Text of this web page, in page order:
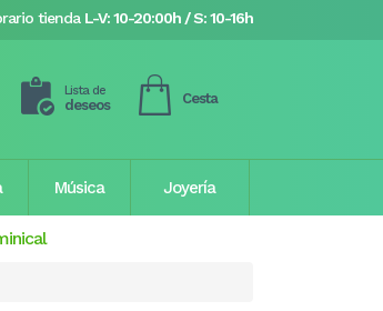
tienda L-V: 10-20:00h / S: 10-16h
Lista de
deseos Cesta
Música Joyería